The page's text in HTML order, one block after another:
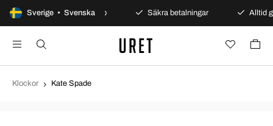
Sverige • Svenska
100 dagars öppet köp Säkra betalningar Alltid
Klockor Kate Spade